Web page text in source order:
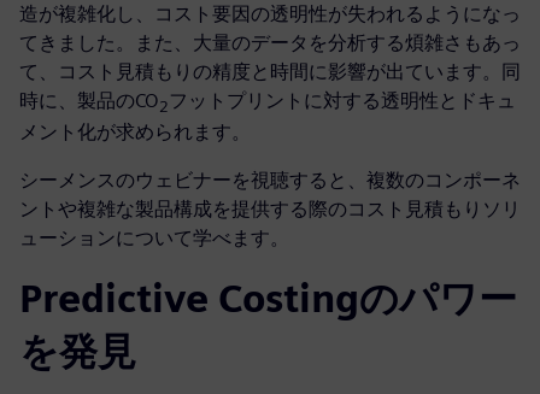
造が複雑化し、コスト要因の透明性が失われるようになっ
てきました。また、大量のデータを分析する煩雑さもあっ
て、コスト見積もりの精度と時間に影響が出ています。同
時に、製品のCO2フットプリントに対する透明性とドキュ
メント化が求められます。
シーメンスのウェビナーを視聴すると、複数のコンポーネ
ントや複雑な製品構成を提供する際のコスト見積もりソリ
ューションについて学べます。
Predictive Costingのパワー
を発見